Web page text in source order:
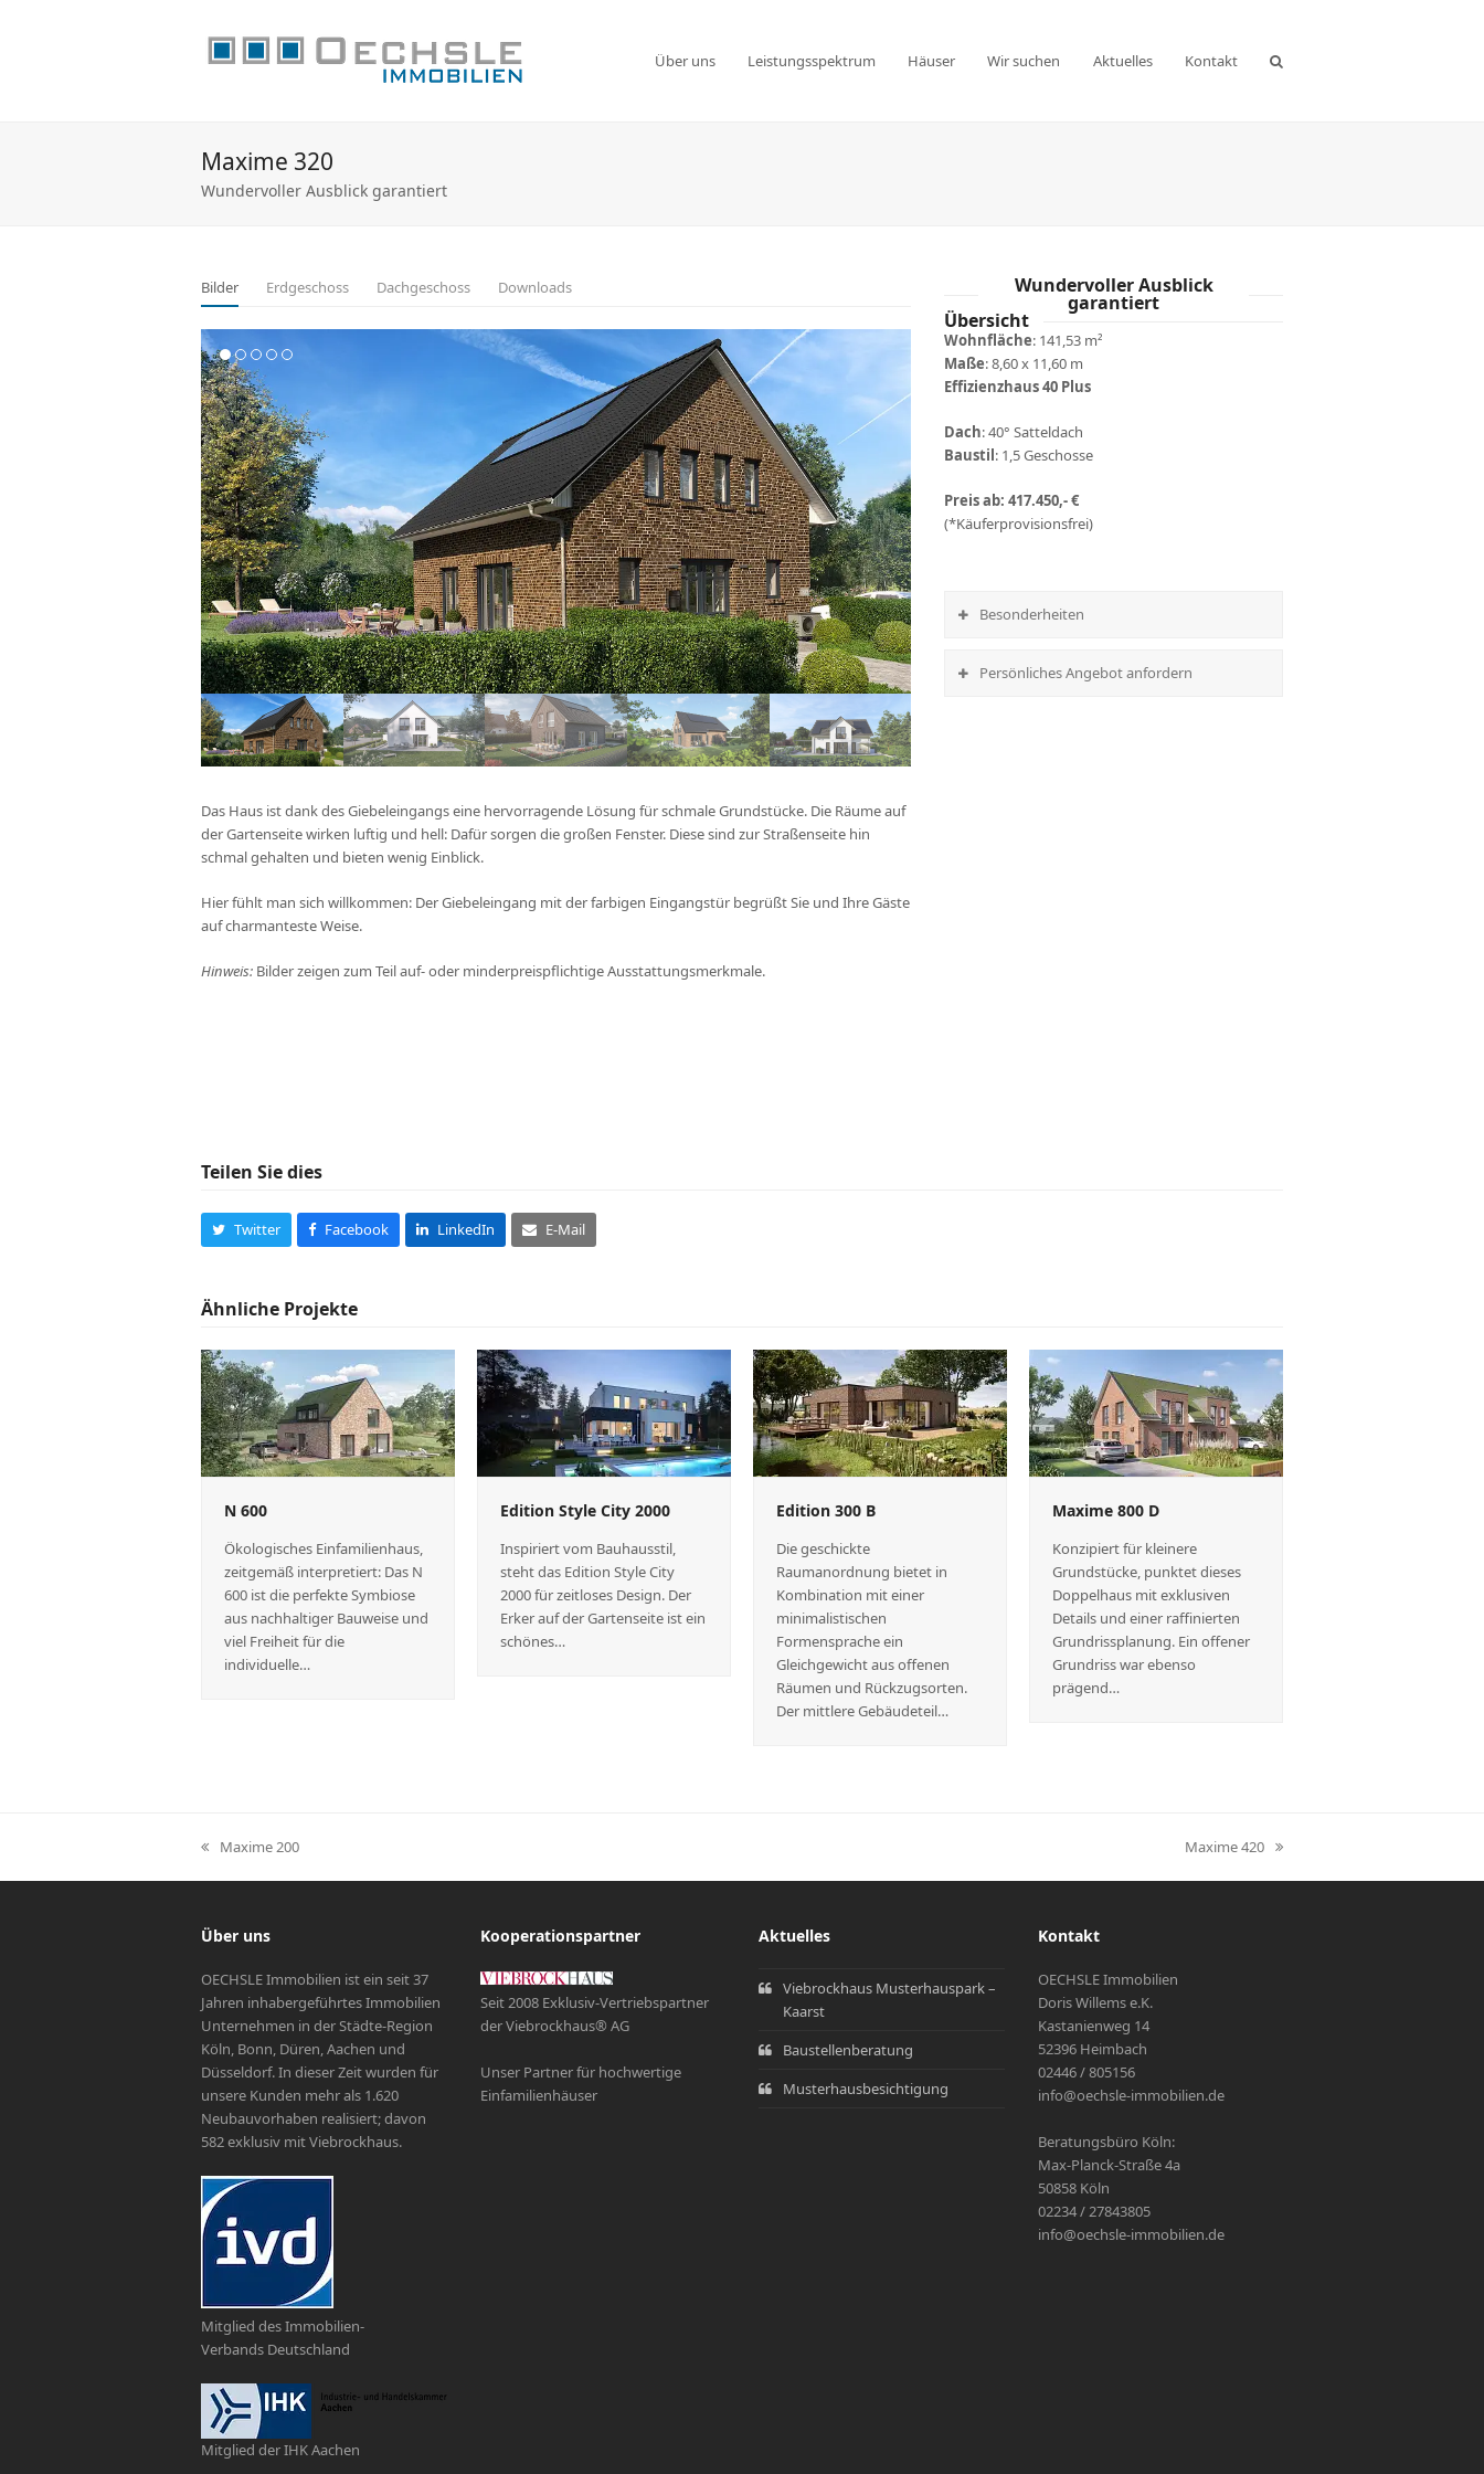
Über uns Leistungsspektrum Häuser Wir suchen Aktuelles Kontakt
Maxime 320
Wundervoller Ausblick garantiert
Bilder Erdgeschoss Dachgeschoss Downloads
Das Haus ist dank des Giebeleingangs eine hervorragende Lösung für schmale Grundstücke. Die Räume auf
der Gartenseite wirken luftig und hell: Dafür sorgen die großen Fenster. Diese sind zur Straßenseite hin
schmal gehalten und bieten wenig Einblick.
Hier fühlt man sich willkommen: Der Giebeleingang mit der farbigen Eingangstür begrüßt Sie und Ihre Gäste
auf charmanteste Weise.
Hinweis: Bilder zeigen zum Teil auf- oder minderpreispflichtige Ausstattungsmerkmale.
Wundervoller Ausblick
garantiert
Übersicht
Wohnfläche: 141,53 m²
Maße: 8,60 x 11,60 m
Effizienzhaus 40 Plus
Dach: 40° Satteldach
Baustil: 1,5 Geschosse
Preis ab: 417.450,- €
(*Käuferprovisionsfrei)
Besonderheiten
Persönliches Angebot anfordern
Teilen Sie dies
Twitter Facebook LinkedIn E-Mail
Ähnliche Projekte
N 600
Ökologisches Einfamilienhaus,
zeitgemäß interpretiert: Das N
600 ist die perfekte Symbiose
aus nachhaltiger Bauweise und
viel Freiheit für die
individuelle…
Edition Style City 2000
Inspiriert vom Bauhausstil,
steht das Edition Style City
2000 für zeitloses Design. Der
Erker auf der Gartenseite ist ein
schönes…
Edition 300 B
Die geschickte
Raumanordnung bietet in
Kombination mit einer
minimalistischen
Formensprache ein
Gleichgewicht aus offenen
Räumen und Rückzugsorten.
Der mittlere Gebäudeteil…
Maxime 800 D
Konzipiert für kleinere
Grundstücke, punktet dieses
Doppelhaus mit exklusiven
Details und einer raffinierten
Grundrissplanung. Ein offener
Grundriss war ebenso
prägend…
vorheriger
Beitrag:
Maxime 200
Nächster
Beitrag:
Maxime 420
Über uns
OECHSLE Immobilien ist ein seit 37
Jahren inhabergeführtes Immobilien
Unternehmen in der Städte-Region
Köln, Bonn, Düren, Aachen und
Düsseldorf. In dieser Zeit wurden für
unsere Kunden mehr als 1.620
Neubauvorhaben realisiert; davon
582 exklusiv mit Viebrockhaus.
Mitglied des Immobilien-
Verbands Deutschland
Mitglied der IHK Aachen
Kooperationspartner
Seit 2008 Exklusiv-Vertriebspartner
der Viebrockhaus® AG
Unser Partner für hochwertige
Einfamilienhäuser
Aktuelles
Viebrockhaus Musterhauspark –
Kaarst
Baustellenberatung
Musterhausbesichtigung
Kontakt
OECHSLE Immobilien
Doris Willems e.K.
Kastanienweg 14
52396 Heimbach
02446 / 805156
info@oechsle-immobilien.de
Beratungsbüro Köln:
Max-Planck-Straße 4a
50858 Köln
02234 / 27843805
info@oechsle-immobilien.de